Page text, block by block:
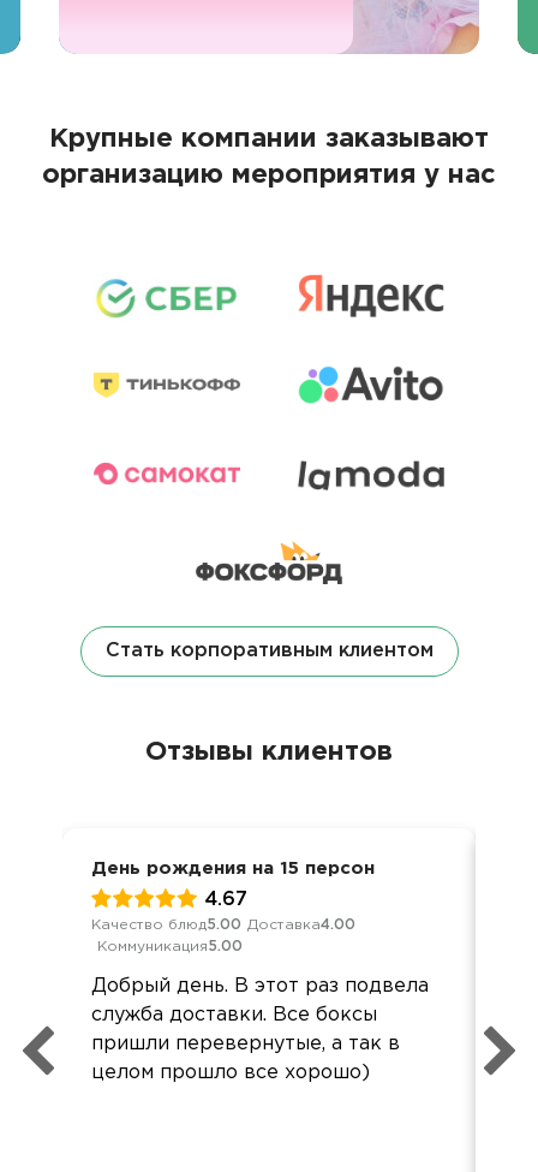
Крупные компании заказывают
организацию мероприятия у нас
Стать корпоративным клиентом
Отзывы клиентов
День рождения на 15 персон
4.67
Качество блюд5.00 Доставка4.00
Коммуникация5.00
Добрый день. В этот раз подвела
служба доставки. Все боксы
пришли перевернутые, а так в
целом прошло все хорошо)